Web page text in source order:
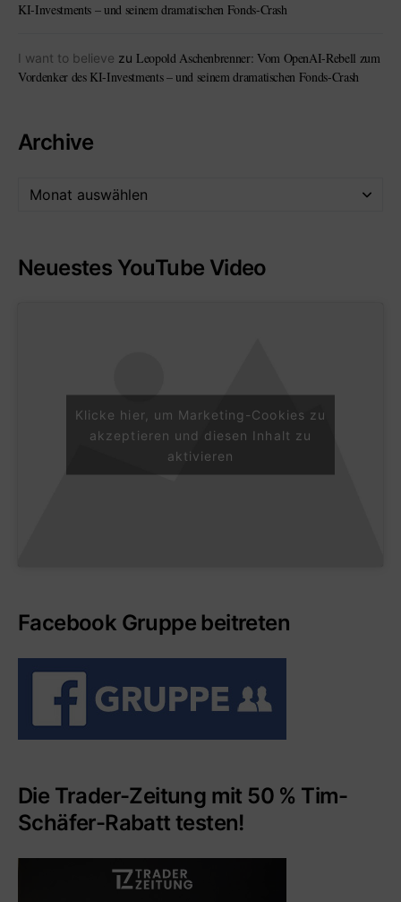
KI-Investments – und seinem dramatischen Fonds-Crash
I want to believe zu Leopold Aschenbrenner: Vom OpenAI-Rebell zum
Vordenker des KI-Investments – und seinem dramatischen Fonds-Crash
Archive
Neuestes YouTube Video
Klicke hier, um Marketing-Cookies zu
akzeptieren und diesen Inhalt zu
aktivieren
Facebook Gruppe beitreten
Die Trader-Zeitung mit 50 % Tim-
Schäfer-Rabatt testen!